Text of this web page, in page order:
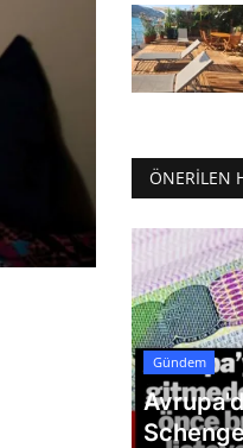
ÖNERILEN
Gündem